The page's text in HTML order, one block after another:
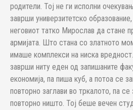
родители. Тој не ги исполни
заврши универзитетско
неговиот татко Мирослав да стане
армијата. Што стана со златното
имаше комплекси на ниска
заврши ниту еден од запишаните
економија, па пиша куб, а потоа се
повторно заглави во тркалото, па се
повторно ништо. Тој беше вечен